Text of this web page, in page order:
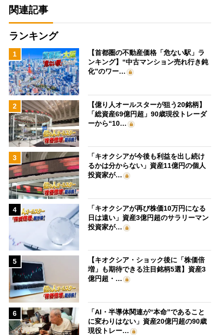
関連記事
ランキング
1
【首都圏の不動産価格「危ない駅」ラ
ンキング】“中古マンション売れ行き鈍
化”のワー…
2
【億り人オールスターが狙う20銘柄】
「総資産69億円超」90歳現役トレーダ
ーから“10…
3
「キオクシアが今後も利益を出し続け
るかは分からない」資産11億円の個人
投資家が…
4
「キオクシアが再び株価10万円になる
日は遠い」資産3億円超のサラリーマン
投資家が…
5
【キオクシア・ショック後に「株価倍
増」も期待できる注目銘柄5選】資産3
億円超・…
6
「AI・半導体関連が“本命”であること
に変わりはない」資産20億円超の90歳
現役トレー…